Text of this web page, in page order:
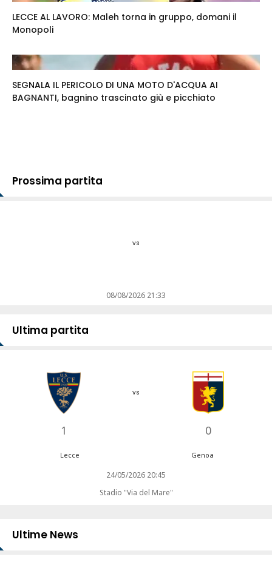
LECCE AL LAVORO: Maleh torna in gruppo, domani il
Monopoli
SEGNALA IL PERICOLO DI UNA MOTO D'ACQUA AI
BAGNANTI, bagnino trascinato giù e picchiato
Prossima partita
vs
08/08/2026 21:33
Ultima partita
1
vs
0
Lecce Genoa
24/05/2026 20:45
Stadio "Via del Mare"
Ultime News